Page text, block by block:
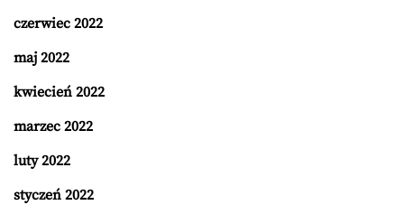
czerwiec 2022
maj 2022
kwiecień 2022
marzec 2022
luty 2022
styczeń 2022